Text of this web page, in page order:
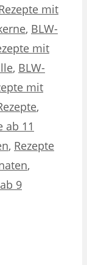
mit
, BLW-
mit
, BLW-
mit
,
ab 11
, Rezepte
,
9